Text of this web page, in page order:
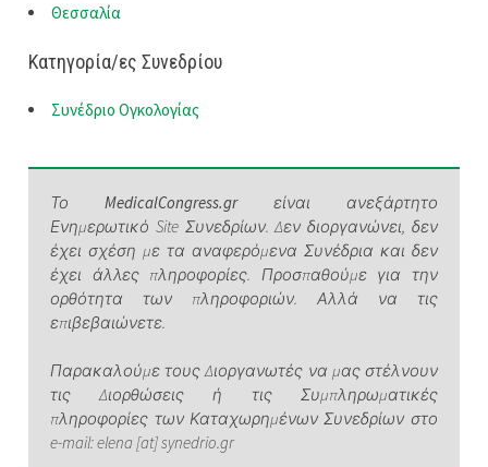
Θεσσαλία
Κατηγορία/ες Συνεδρίου
Συνέδριο Ογκολογίας
ΤοMedicalCongress.grείναι ανεξάρτητο
Ενημερωτικό Site Συνεδρίων. Δεν διοργανώνει, δεν
έχει σχέση με τα αναφερόμενα Συνέδρια και δεν
έχει άλλες πληροφορίες. Προσπαθούμε για την
ορθότητα των πληροφοριών. Αλλά να τις
επιβεβαιώνετε.
Παρακαλούμε τους Διοργανωτές να μας στέλνουν
τις Διορθώσεις ή τις Συμπληρωματικές
πληροφορίες των Καταχωρημένων Συνεδρίων στο
e-mail: elena [at] synedrio.gr